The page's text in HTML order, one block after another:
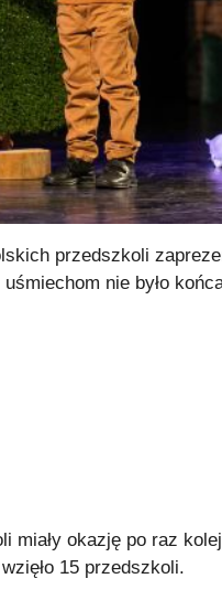
przedszkoli
nie było
miały okazję po raz
15 przedszkoli.